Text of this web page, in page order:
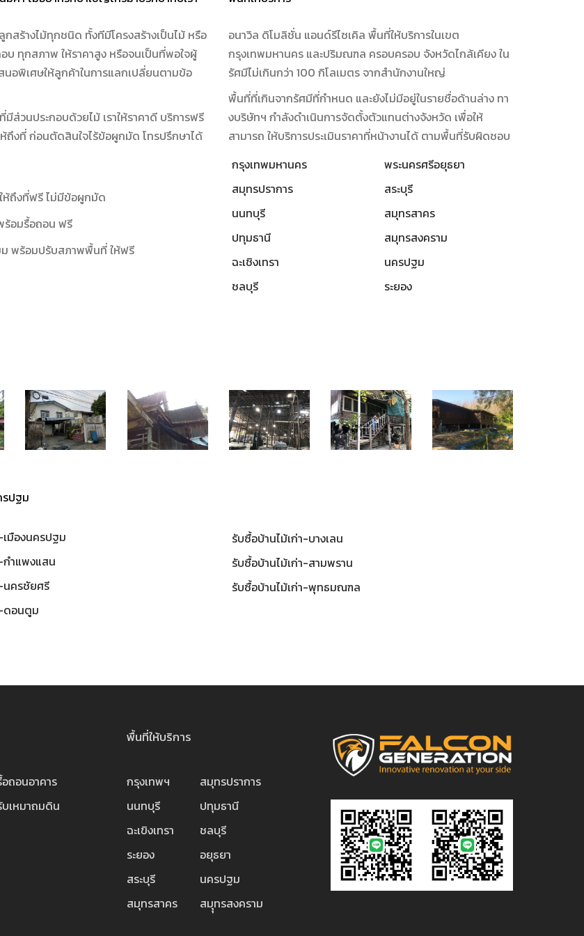
สร้างไม้ทุกชนิด ทั้งทีมีโครงสร้างเป็นไม้ หรือ
บ ทุกสภาพ ให้ราคาสูง หรือจนเป็นที่พอใจผู้
นอพิเศษให้ลูกค้าในการแลกเปลี่ยนตามข้อ
ส่วนประกอบด้วยไม้ เราให้ราคาดี บริการฟรี
ห้ถึงที่ ก่อนตัดสินใจไร้ข้อผูกมัด โทรปรึกษาได้
ให้ถึงที่ฟรี ไม่มีข้อผูกมัด
อมรื้อถอน ฟรี
ม พร้อมปรับสภาพพื้นที่ ให้ฟรี
อนาวิล ดิโมลิชั่น แอนด์รีไซเคิล พื้นที่ให้บริการในเขต
กรุงเทพมหานคร และปริมณฑล ครอบครอบ จังหวัดไกล้เคียง ใน
รัศมีไม่เกินกว่า 100 กิโลเมตร จากสำนักงานใหญ่
พื้นที่ที่เกินจากรัศมีที่กำหนด และยังไม่มีอยู่ในรายชื่อด้านล่าง ทา
งบริษัทฯ กำลังดำเนินการจัดตั้งตัวแทนต่างจังหวัด เพื่อให้
สามารถ ให้บริการประเมินราคาที่หน้างานได้ ตามพื้นที่รับผิดชอบ
กรุงเทพมหานคร
พระนครศรีอยุธยา
สมุทรปราการ
สระบุรี
นนทบุรี
สมุทรสาคร
ปทุมธานี
สมุทรสงคราม
ฉะเชิงเทรา
นครปฐม
ชลบุรี
ระยอง
รับซื้อบ้านไม้เก่า-
ปากน้ำ-
สมุทรปราการ
รับซื้อบ้านไม้เก่า-
ธัญญะบุรี-
ปทุมธานี
รับซื้อโรงสีไม้เก่า-
เพชรบุรี
รับซื้อบ้านไม้เก่า-
สามพราน-
นครปฐม
รับซื้อบ้านไม้เก่า-
บ้านค่าย-ระยอง
ปฐม
เมืองนครปฐม
กำแพงแสน
นครชัยศรี
ดอนตูม
รับซื้อบ้านไม้เก่า-บางเลน
รับซื้อบ้านไม้เก่า-สามพราน
รับซื้อบ้านไม้เก่า-พุทธมณฑล
ถอนอาคาร
บเหมาถมดิน
พื้นที่ให้บริการ
กรุงเทพฯ
สมุทรปราการ
นนทบุรี
ปทุมธานี
ฉะเขิงเทรา
ชลบุรี
ระยอง
อยุธยา
สระบุรี
นครปฐม
สมุทรสาคร
สมุุทรสงคราม